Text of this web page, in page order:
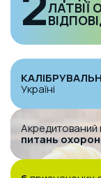
ЛАТВІЇ
Україні
Акредитований
питань